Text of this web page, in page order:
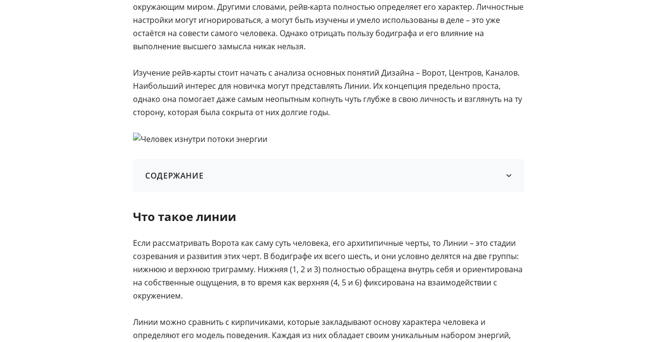
окружающим миром. Другими словами, рейв-карта полностью определяет его характер. Личностные
настройки могут игнорироваться, а могут быть изучены и умело использованы в деле – это уже
остаётся на совести самого человека. Однако отрицать пользу бодиграфа и его влияние на
выполнение высшего замысла никак нельзя.
Изучение рейв-карты стоит начать с анализа основных понятий Дизайна – Ворот, Центров, Каналов.
Наибольший интерес для новичка могут представлять Линии. Их концепция предельно проста,
однако она помогает даже самым неопытным копнуть чуть глубже в свою личность и взглянуть на ту
сторону, которая была сокрыта от них долгие годы.
СОДЕРЖАНИЕ
Что такое линии
Если рассматривать Ворота как саму суть человека, его архитипичные черты, то Линии – это стадии
созревания и развития этих черт. В бодиграфе их всего шесть, и они условно делятся на две группы:
нижнюю и верхнюю триграмму. Нижняя (1, 2 и 3) полностью обращена внутрь себя и ориентирована
на собственные ощущения, в то время как верхняя (4, 5 и 6) фиксирована на взаимодействии с
окружением.
Линии можно сравнить с кирпичиками, которые закладывают основу характера человека и
определяют его модель поведения. Каждая из них обладает своим уникальным набором энергий,